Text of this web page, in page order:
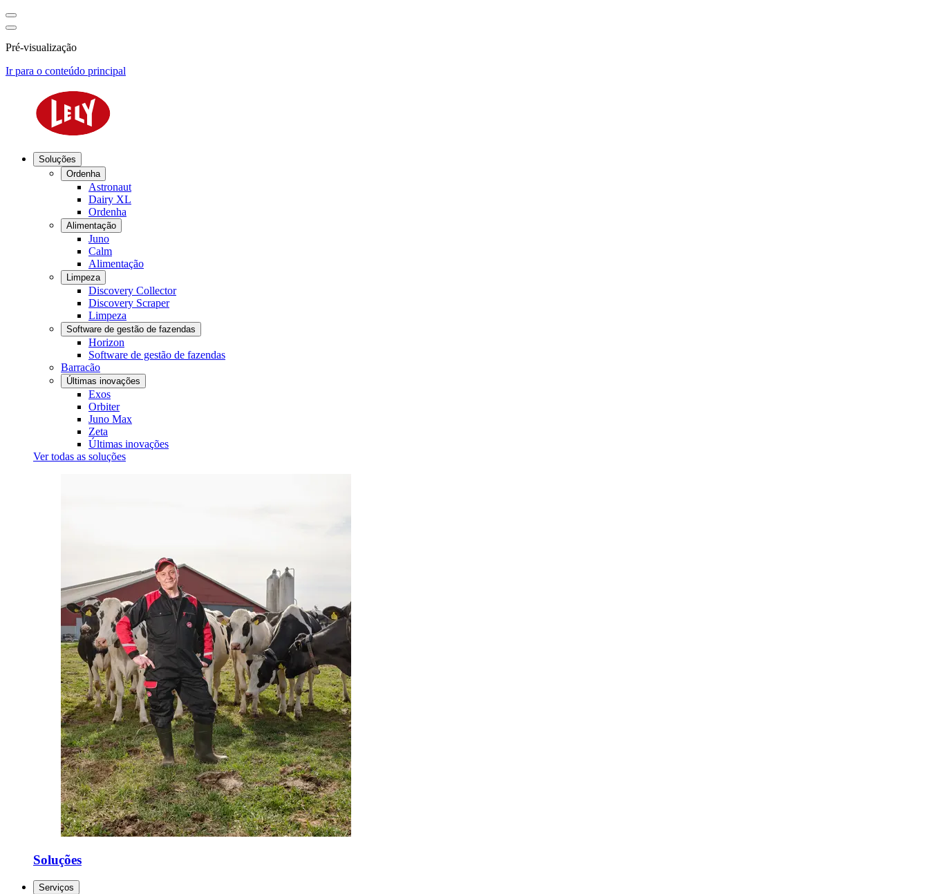
Pré-visualização
Ir para o conteúdo principal
Soluções
Ordenha
Astronaut
Dairy XL
Ordenha
Alimentação
Juno
Calm
Alimentação
Limpeza
Discovery Collector
Discovery Scraper
Limpeza
Software de gestão de fazendas
Horizon
Software de gestão de fazendas
Barracão
Últimas inovações
Exos
Orbiter
Juno Max
Zeta
Últimas inovações
Ver todas as soluções
Soluções
Serviços